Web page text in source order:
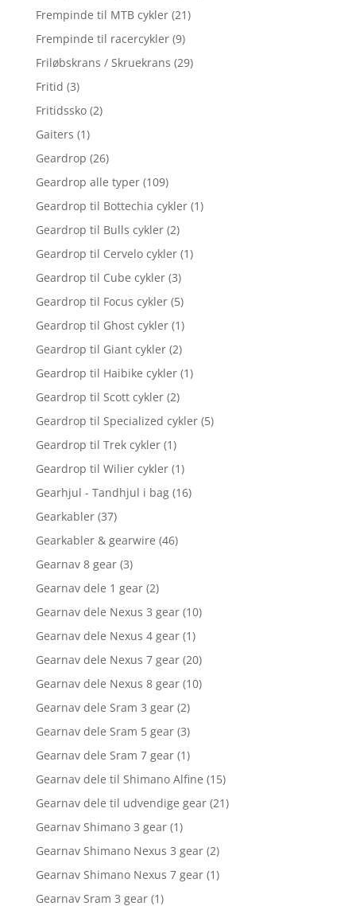
Frempinde til MTB cykler (21)
Frempinde til racercykler (9)
Friløbskrans / Skruekrans (29)
Fritid (3)
Fritidssko (2)
Gaiters (1)
Geardrop (26)
Geardrop alle typer (109)
Geardrop til Bottechia cykler (1)
Geardrop til Bulls cykler (2)
Geardrop til Cervelo cykler (1)
Geardrop til Cube cykler (3)
Geardrop til Focus cykler (5)
Geardrop til Ghost cykler (1)
Geardrop til Giant cykler (2)
Geardrop til Haibike cykler (1)
Geardrop til Scott cykler (2)
Geardrop til Specialized cykler (5)
Geardrop til Trek cykler (1)
Geardrop til Wilier cykler (1)
Gearhjul - Tandhjul i bag (16)
Gearkabler (37)
Gearkabler & gearwire (46)
Gearnav 8 gear (3)
Gearnav dele 1 gear (2)
Gearnav dele Nexus 3 gear (10)
Gearnav dele Nexus 4 gear (1)
Gearnav dele Nexus 7 gear (20)
Gearnav dele Nexus 8 gear (10)
Gearnav dele Sram 3 gear (2)
Gearnav dele Sram 5 gear (3)
Gearnav dele Sram 7 gear (1)
Gearnav dele til Shimano Alfine (15)
Gearnav dele til udvendige gear (21)
Gearnav Shimano 3 gear (1)
Gearnav Shimano Nexus 3 gear (2)
Gearnav Shimano Nexus 7 gear (1)
Gearnav Sram 3 gear (1)